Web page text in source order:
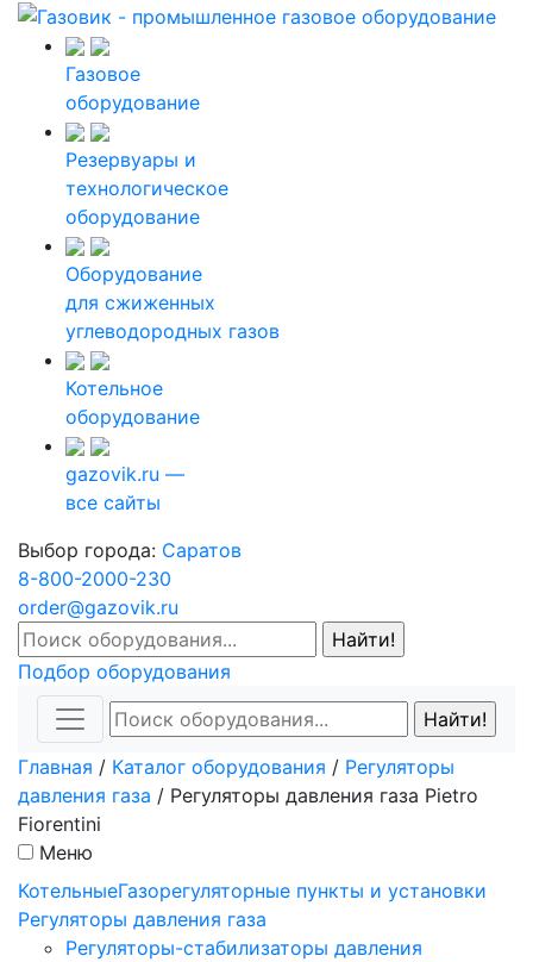
Газовое
оборудование
Резервуары и
технологическое
оборудование
Оборудование
для сжиженных
углеводородных газов
Котельное
оборудование
gazovik.ru —
все сайты
Выбор города: Саратов
8-800-2000-230
order@gazovik.ru
Подбор оборудования
Главная / Каталог оборудования / Регуляторы
давления газа / Регуляторы давления газа Рietro
Fiorentini
Меню
КотельныеГазорегуляторные пункты и установки
Регуляторы давления газа
Регуляторы-стабилизаторы давления